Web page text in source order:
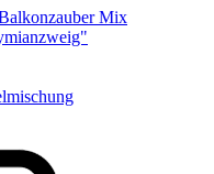
Mix